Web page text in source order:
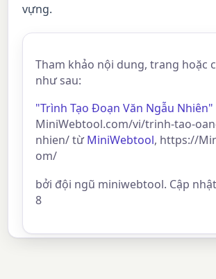
vựng.
Tham khảo nội dung, trang hoặc
như sau:
"Trình Tạo Đoạn Văn Ngẫu Nhiên"
MiniWebtool.com/vi/trinh-tao-
nhien/ từMiniWebtool, https://
om/
bởi đội ngũ miniwebtool. Cập
8